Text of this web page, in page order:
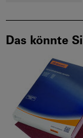
Das könnte